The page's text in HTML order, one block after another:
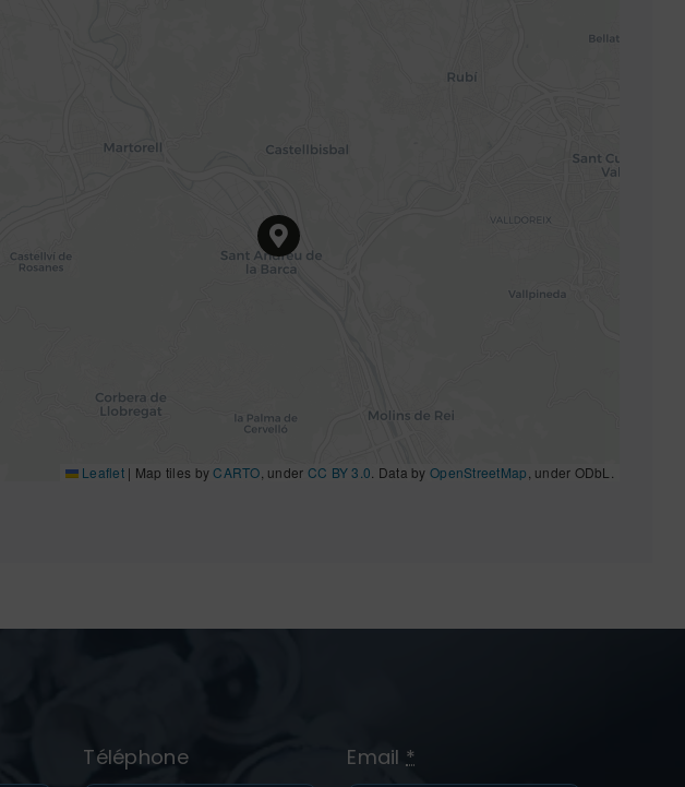
Leaflet | Map tiles byCARTO , under CC BY 3.0 . Data by OpenStreetMap , under ODbL.
Téléphone Email *